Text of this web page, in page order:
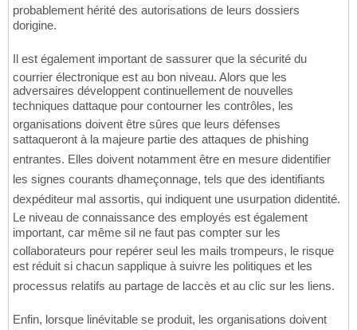
probablement hérité des autorisations de leurs dossiers
dorigine.
Il est également important de sassurer que la sécurité du
courrier électronique est au bon niveau. Alors que les
adversaires développent continuellement de nouvelles
techniques dattaque pour contourner les contrôles, les
organisations doivent être sûres que leurs défenses
sattaqueront à la majeure partie des attaques de phishing
entrantes. Elles doivent notamment être en mesure didentifier
les signes courants dhameçonnage, tels que des identifiants
dexpéditeur mal assortis, qui indiquent une usurpation didentité.
Le niveau de connaissance des employés est également
important, car même sil ne faut pas compter sur les
collaborateurs pour repérer seul les mails trompeurs, le risque
est réduit si chacun sapplique à suivre les politiques et les
processus relatifs au partage de laccès et au clic sur les liens.
Enfin, lorsque linévitable se produit, les organisations doivent